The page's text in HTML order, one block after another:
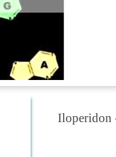
Iloperidon